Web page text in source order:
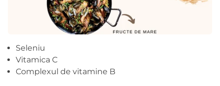
Seleniu
Vitamica C
Complexul de vitamine B